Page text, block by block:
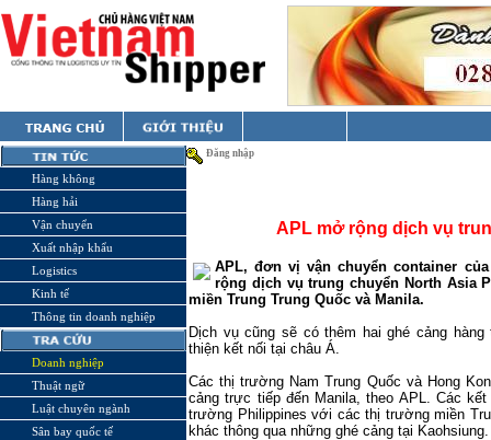
Hàng không
Hàng hải
Vận chuyển
Xuất nhập khẩu
Logistics
Kinh tế
Thông tin doanh nghiệp
Doanh nghiệp
Thuật ngữ
Luật chuyên ngành
Sân bay quốc tế
Đăng nhập
APL mở rộng dịch vụ
APL, đơn vị vận chuyển container
rộng dịch vụ trung chuyển North Asia
miền Trung Trung Quốc và Manila.
Dịch vụ cũng sẽ có thêm hai ghé cảng
thiện kết nối tại châu Á.
Các thị trường Nam Trung Quốc và Hong
cảng trực tiếp đến Manila, theo APL. Các
trường Philippines với các thị trường miền
khác thông qua những ghé cảng tại Kaohsiung.